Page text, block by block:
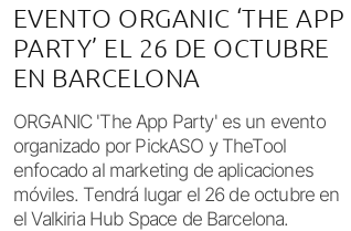
EVENTO ORGANIC ‘THE APP
PARTY’ EL 26 DE OCTUBRE
EN BARCELONA
ORGANIC 'The App Party' es un evento
organizado por PickASO y TheTool
enfocado al marketing de aplicaciones
móviles. Tendrá lugar el 26 de octubre en
el Valkiria Hub Space de Barcelona.